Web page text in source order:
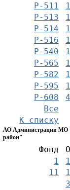
Р-511
1
Р-513
1
Р-514
Р-516
1
Р-540
1
Р-565
1
Р-582
1
Р-595
1
Р-608
Все
К списку
АО Администрации
район"
Фонд
1
1
11
1
3